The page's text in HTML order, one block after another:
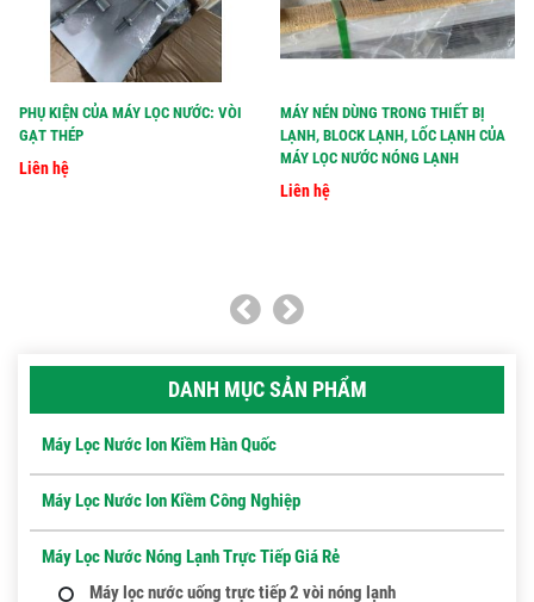
PHỤ KIỆN CỦA MÁY LỌC NƯỚC: VÒI
GẠT THÉP
Liên hệ
MÁY NÉN DÙNG TRONG THIẾT BỊ
LẠNH, BLOCK LẠNH, LỐC LẠNH CỦA
MÁY LỌC NƯỚC NÓNG LẠNH
Liên hệ
DANH MỤC SẢN PHẨM
Máy Lọc Nước Ion Kiềm Hàn Quốc
Máy Lọc Nước Ion Kiềm Công Nghiệp
Máy Lọc Nước Nóng Lạnh Trực Tiếp Giá Rẻ
Máy lọc nước uống trực tiếp 2 vòi nóng lạnh